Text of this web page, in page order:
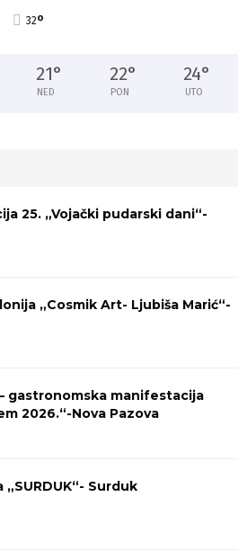
32°
21°
NED
22°
PON
24°
UTO
25. „Vojački pudarski dani“-
„Cosmik Art- Ljubiša Marić“-
gastronomska manifestacija
2026.“-Nova Pazova
„SURDUK“- Surduk